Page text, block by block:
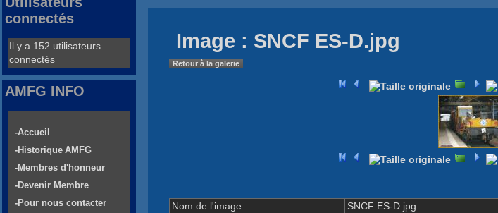
Image : SNCF ES-D.jpg
Retour à la galerie
Nom de l'image:
SNCF ES-D.jpg
connectés
Il y a 152 utilisateurs
connectés
AMFG INFO
-Accueil
-Historique AMFG
-Membres d'honneur
-Devenir Membre
-Pour nous contacter